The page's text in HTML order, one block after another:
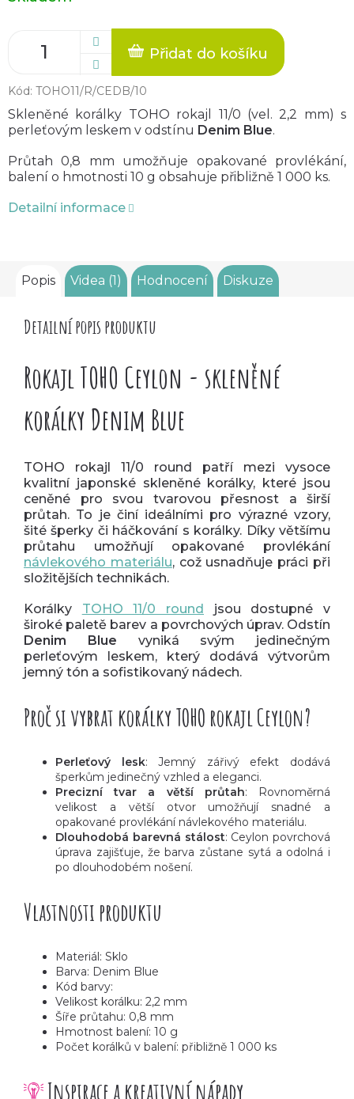
cena:
Přidat do košíku
Kód: TOHO11/R/CEDB/10
Skleněné korálky TOHO rokajl 11/0 (vel. 2,2 mm) s
perleťovým leskem v odstínu Denim Blue.
Průtah 0,8 mm umožňuje opakované provlékání,
balení o hmotnosti 10 g obsahuje přibližně 1 000 ks.
Detailní informace
Popis Videa (1) Hodnocení Diskuze
Detailní popis produktu
Rokajl TOHO Ceylon - skleněné
korálky Denim Blue
TOHO rokajl 11/0 round patří mezi vysoce
kvalitní japonské skleněné korálky, které jsou
ceněné pro svou tvarovou přesnost a širší
průtah. To je činí ideálními pro výrazné vzory,
šité šperky či háčkování s korálky. Díky většímu
průtahu umožňují opakované provlékání
návlekového materiálu, což usnadňuje práci při
složitějších technikách.
Korálky TOHO 11/0 round jsou dostupné v
široké paletě barev a povrchových úprav. Odstín
Denim Blue vyniká svým jedinečným
perleťovým leskem, který dodává výtvorům
jemný tón a sofistikovaný nádech.
Proč si vybrat korálky TOHO rokajl Ceylon?
Perleťový lesk: Jemný zářivý efekt dodává
šperkům jedinečný vzhled a eleganci.
Precizní tvar a větší průtah: Rovnoměrná
velikost a větší otvor umožňují snadné a
opakované provlékání návlekového materiálu.
Dlouhodobá barevná stálost: Ceylon povrchová
úprava zajišťuje, že barva zůstane sytá a odolná i
po dlouhodobém nošení.
Vlastnosti produktu
Materiál: Sklo
Barva: Denim Blue
Kód barvy:
Velikost korálku: 2,2 mm
Šíře průtahu: 0,8 mm
Hmotnost balení: 10 g
Počet korálků v balení: přibližně 1 000 ks
Inspirace a kreativní nápady